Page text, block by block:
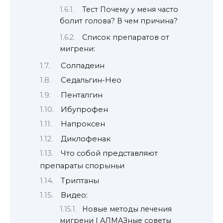
Тест Почему у меня часто
болит голова? В чем причина?
Список препаратов от
мигрени:
Солпадеин
Седальгин-Нео
Пенталгин
Ибупрофен
Напроксен
Диклофенак
Что собой представляют
препараты спорыньи
Триптаны
Видео:
Новые методы лечения
мигрени | АЛМАЗные советы